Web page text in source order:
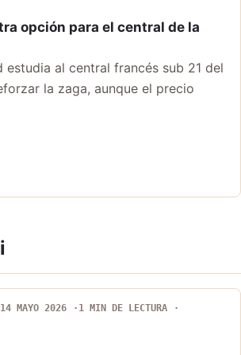
opción para el central de la
estudia al central francés sub 21 del
la zaga, aunque el precio
MAYO 2026
1 MIN DE LECTURA